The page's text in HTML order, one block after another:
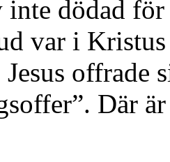
inte dödad
var i
offrade
Där